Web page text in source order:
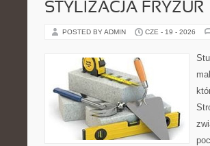
STYLIZACJA FRYZUR
POSTED BY ADMIN CZE - 19 - 2026